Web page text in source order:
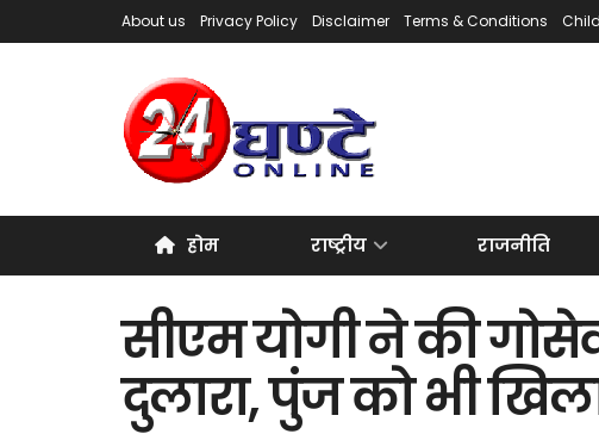
About us Privacy Policy Disclaimer Terms & Conditions
होम राष्ट्रीय राजनीति
सीएम योगी ने की
दुलारा, पुंज को भी